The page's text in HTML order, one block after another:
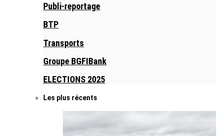
Publi-reportage
BTP
Transports
Groupe BGFIBank
ELECTIONS 2025
Les plus récents